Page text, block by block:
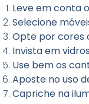
Leve em conta
Selecione
Opte por cores
Invista em
Use bem os
Aposte no uso
Capriche na